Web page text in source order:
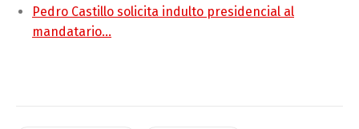
Pedro Castillo solicita indulto presidencial al
mandatario…